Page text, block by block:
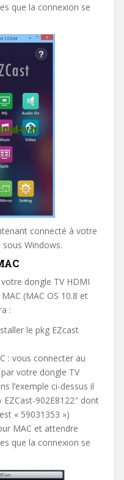
que la connexion se
connecté à votre
sous Windows.
dongle TV HDMI
(MAC OS 10.8 et
:
le pkg EZcast
: vous connecter au
votre dongle TV
l’exemple ci-dessus il
EZCast-902E8122″ dont
« 59031353 »)
MAC et attendre
que la connexion se